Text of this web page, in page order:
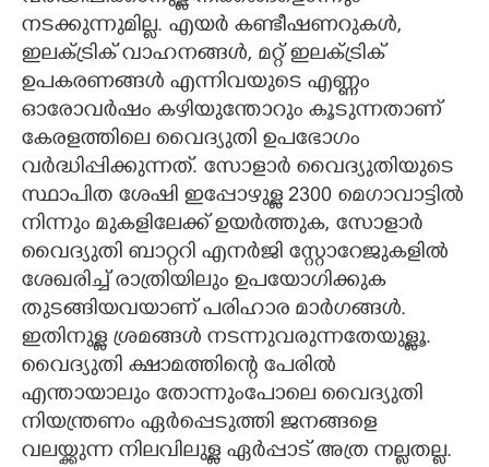
നടക്കുന്നുമില്ല. എയർ കണ്ടീഷണറുകൾ,
ഇലക്ട്രിക് വാഹനങ്ങൾ, മറ്റ് ഇലക്ട്രിക്
ഉപകരണങ്ങൾ എന്നിവയുടെ എണ്ണം
ഓരോവർഷം കഴിയുന്തോറും കൂടുന്നതാണ്
കേരളത്തിലെ വൈദ്യുതി ഉപഭോഗം
വർദ്ധിപ്പിക്കുന്നത്. സോളാർ വൈദ്യുതിയുടെ
സ്ഥാപിത ശേഷി ഇപ്പോഴുള്ള 2300 മെഗാവാട്ടിൽ
നിന്നും മുകളിലേക്ക് ഉയർത്തുക, സോളാർ
വൈദ്യുതി ബാറ്ററി എനർജി സ്റ്റോറേജുകളിൽ
ശേഖരിച്ച് രാത്രിയിലും ഉപയോഗിക്കുക
തുടങ്ങിയവയാണ് പരിഹാര മാർഗങ്ങൾ.
ഇതിനുള്ള ശ്രമങ്ങൾ നടന്നുവരുന്നതേയുള്ളൂ.
വൈദ്യുതി ക്ഷാമത്തിന്റെ പേരിൽ
എന്തായാലും തോന്നുംപോലെ വൈദ്യുതി
നിയന്ത്രണം ഏർപ്പെടുത്തി ജനങ്ങളെ
വലയ്ക്കുന്ന നിലവിലുള്ള ഏർപ്പാട് അത്ര നല്ലതല്ല.